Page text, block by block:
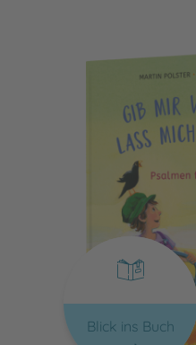
Blick ins Buch